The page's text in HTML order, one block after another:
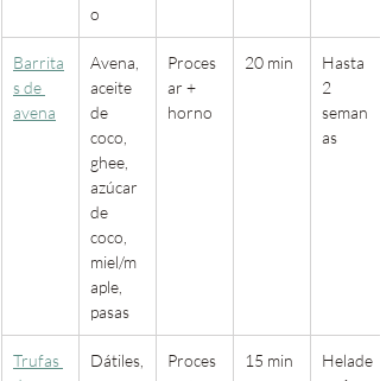
o
Barrita
s de
avena
Avena,
aceite
de
coco,
ghee,
azúcar
de
coco,
miel/m
aple,
pasas
Proces
ar +
horno
20 min
Hasta
2
seman
as
Trufas
Dátiles,
Proces
15 min
Helade